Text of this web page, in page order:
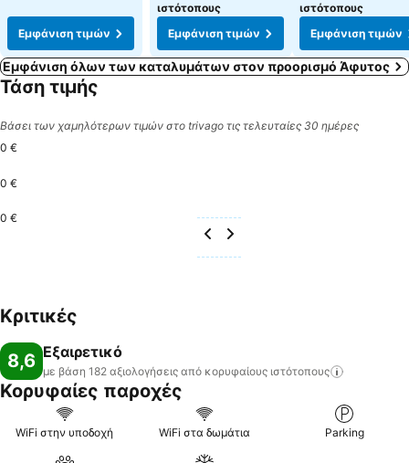
Εμφάνιση τιμών
ιστότοπους
Εμφάνιση τιμών
ιστότοπους
Εμφάνιση τιμών
Εμφάνιση όλων των καταλυμάτων στον προορισμό Άφυτος
Τάση τιμής
Βάσει των χαμηλότερων τιμών στο trivago τις τελευταίες 30 ημέρες
0 €
0 €
0 €
Κριτικές
8,6 Εξαιρετικό
με βάση 182 αξιολογήσεις από κορυφαίους ιστότοπους
Κορυφαίες παροχές
WiFi στην υποδοχή WiFi στα δωμάτια Parking